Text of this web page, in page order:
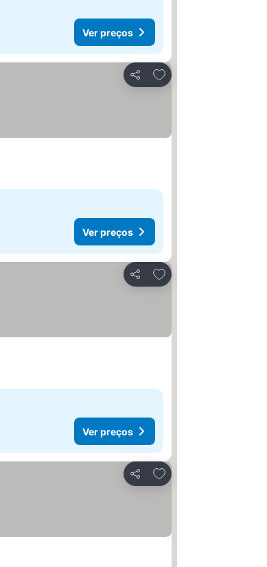
Ver preços
Partilhar
Adicionar aos favoritos
Ver preços
Partilhar
Adicionar aos favoritos
Ver preços
Partilhar
Adicionar aos favoritos